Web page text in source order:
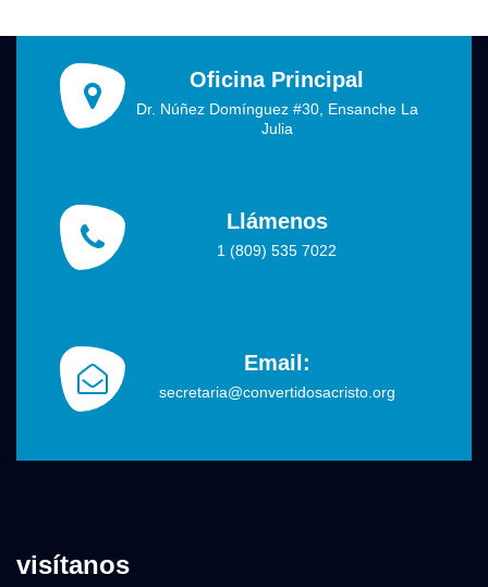
Oficina Principal
Dr. Núñez Domínguez #30, Ensanche La
Julia
Llámenos
1 (809) 535 7022
Email:
secretaria@convertidosacristo.org
visítanos